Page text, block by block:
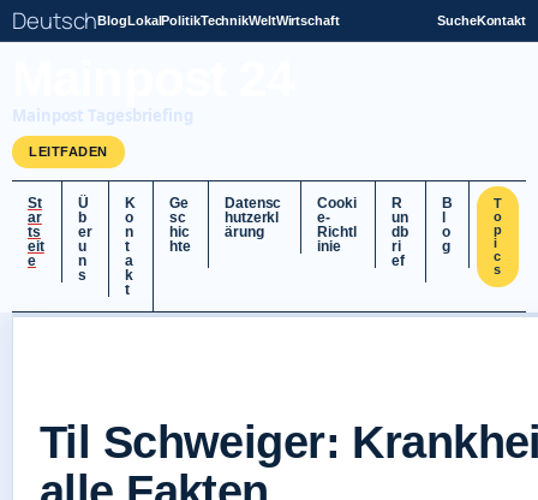
DeutschBlogLokalPolitikTechnikWeltWirtschaft SucheKontakt
Mainpost Tagesbriefing
LEITFADEN
St
ar
ts
eit
e
Ü
b
er
u
n
s
K
o
n
t
a
k
t
Ge
sc
hic
hte
Datensc
hutzerkl
ärung
Cooki
e-
Richtl
inie
R
un
db
ri
ef
B
o
g
T
o
p
i
c
s
Til Schweiger: